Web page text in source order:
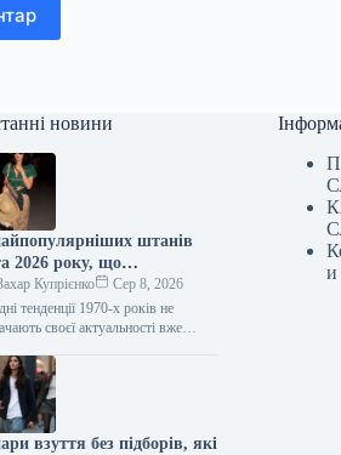
новини
штанів
2026 року, що
з 1970-х
Купрієнко
Сер 8, 2026
тенденції 1970-х років не
своєї актуальності вже
помітно завдяки штанам:
взуття без підборів, які
и